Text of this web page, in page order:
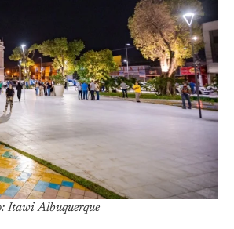
Itawi Albuquerque